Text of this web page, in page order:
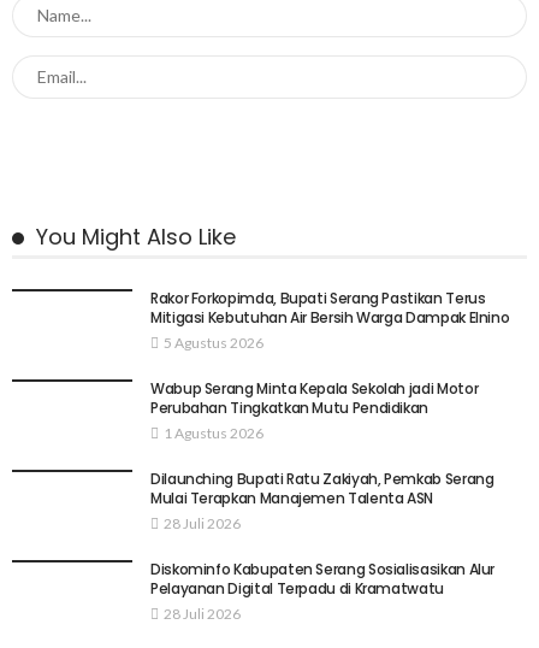
You Might Also Like
Rakor Forkopimda, Bupati Serang Pastikan Terus
Mitigasi Kebutuhan Air Bersih Warga Dampak Elnino
5 Agustus 2026
Wabup Serang Minta Kepala Sekolah jadi Motor
Perubahan Tingkatkan Mutu Pendidikan
1 Agustus 2026
Dilaunching Bupati Ratu Zakiyah, Pemkab Serang
Mulai Terapkan Manajemen Talenta ASN
28 Juli 2026
Diskominfo Kabupaten Serang Sosialisasikan Alur
Pelayanan Digital Terpadu di Kramatwatu
28 Juli 2026